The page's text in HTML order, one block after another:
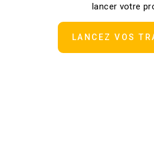
lancer votre
LANCEZ VOS